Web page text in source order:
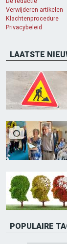
Verwijderen artikelen
Klachtenprocedure
Privacybeleid
LAATSTE
POPULAIRE